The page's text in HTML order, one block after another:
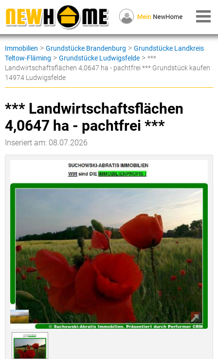
Immobilien > Grundstücke Brandenburg > Grundstücke Landkreis
Teltow-Fläming > Grundstücke Ludwigsfelde > ***
Landwirtschaftsflächen 4,0647 ha - pachtfrei *** Grundstück kaufen
14974 Ludwigsfelde
*** Landwirtschaftsflächen
4,0647 ha - pachtfrei ***
Inseriert am: 08.07.2026